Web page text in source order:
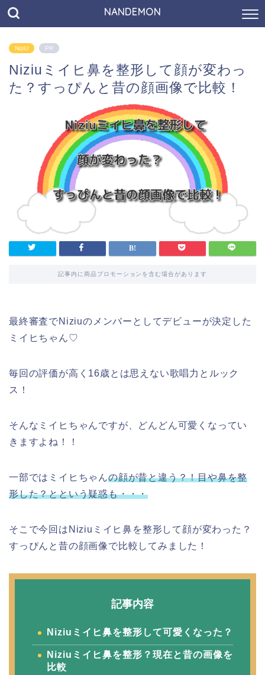
NANDEMON
NiziU PR
Niziuミイヒ鼻を整形して顔が変わっ
た？すっぴんと昔の顔画像で比較！
記事内に商品プロモーションを含む場合があります
最終審査でNiziuのメンバーとしてデビューが決定した
ミイヒちゃん♡
毎回の評価が高く16歳とは思えない歌唱力とルック
ス！
そんなミイヒちゃんですが、どんどん可愛くなってい
きますよね！！
一部ではミイヒちゃんの顔が昔と違う？！目や鼻を整
形した？とという疑惑も・・・
そこで今回はNiziuミイヒ鼻を整形して顔が変わった？
すっぴんと昔の顔画像で比較してみました！
記事内容
Niziuミイヒ鼻を整形して可愛くなった？
Niziuミイヒ鼻を整形？現在と昔の画像を
比較